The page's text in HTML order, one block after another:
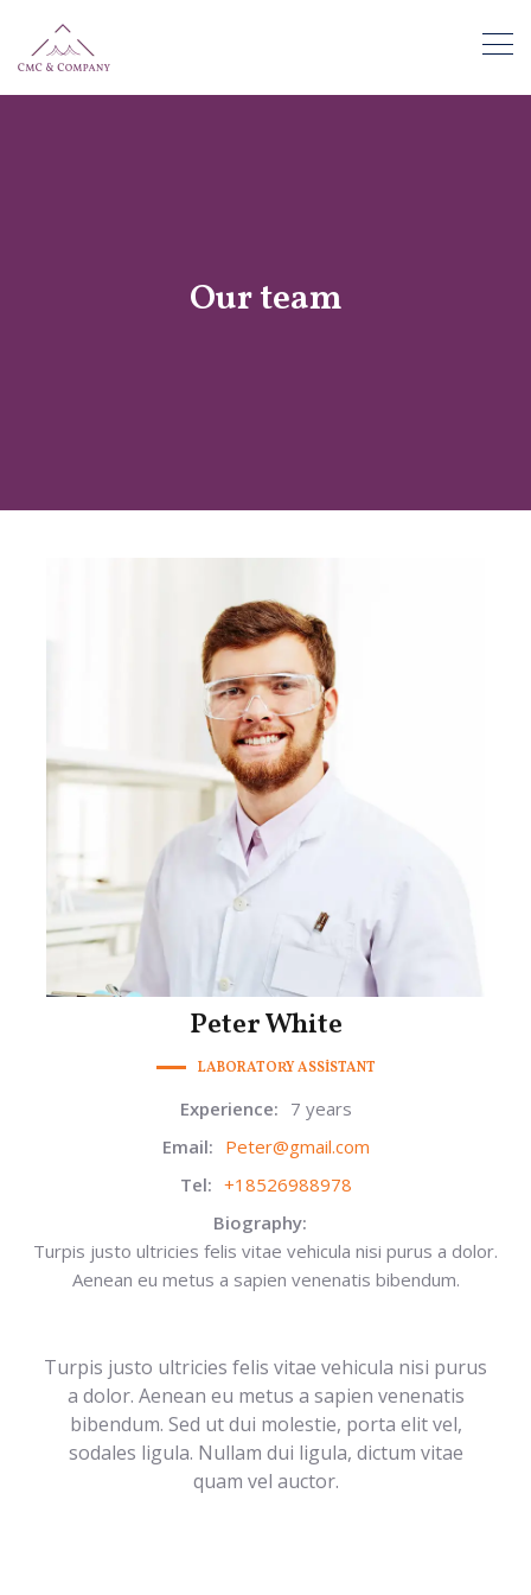
Our team
PeterWhite
LABORATORY ASSISTANT
Experience: 7 years
Email: Peter@gmail.com
Tel: +18526988978
Biography:
Turpis justo ultricies felis vitae vehicula nisi purus a dolor.
Aenean eu metus a sapien venenatis bibendum.
Turpis justo ultricies felis vitae vehicula nisi purus
a dolor. Aenean eu metus a sapien venenatis
bibendum. Sed ut dui molestie, porta elit vel,
sodales ligula. Nullam dui ligula, dictum vitae
quam vel auctor.